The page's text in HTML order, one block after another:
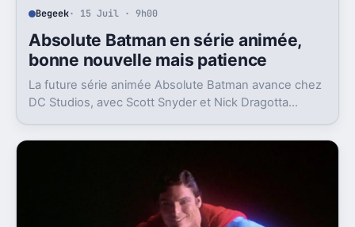
Begeek· 15 Juil · 9h00
Absolute Batman en série animée,
bonne nouvelle mais patience
La future série animée Absolute Batman avance chez
DC Studios, avec Scott Snyder et Nick Dragotta
demain.